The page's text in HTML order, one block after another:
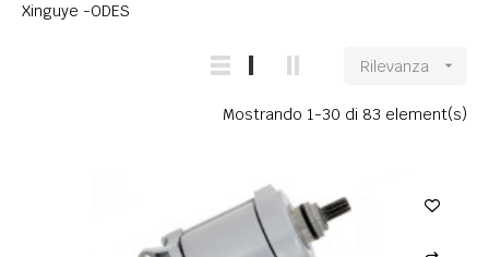
Xinguye -ODES
Rilevanza 
Mostrando 1-30 di 83 element(s)